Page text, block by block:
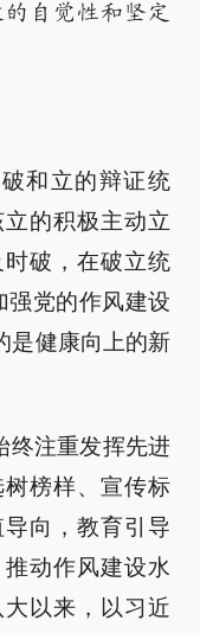
自觉性和坚定
和立的辩证统
的积极主动立
破，在破立统
强党的作风建设
是健康向上的新
终注重发挥先进
榜样、宣传标
向，教育引导
动作风建设水
以来，以习近